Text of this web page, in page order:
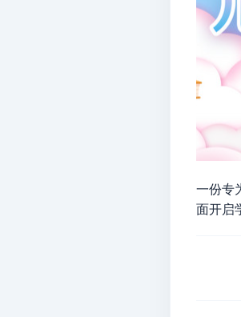
一份专
面开启